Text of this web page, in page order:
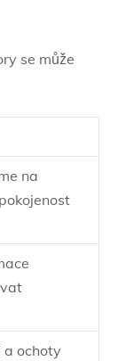
se může
na
ochoty